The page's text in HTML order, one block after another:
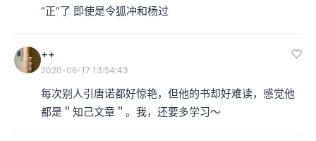
“正”了 即使是令狐冲和杨过
++
2020-06-17 13:54:43
每次别人引唐诺都好惊艳，但他的书却好难读，感觉他
都是＂知己文章＂。我，还要多学习～